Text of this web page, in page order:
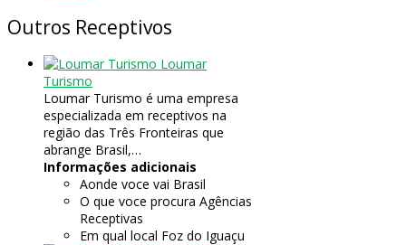
Outros Receptivos
Loumar
Turismo
Loumar Turismo é uma empresa
especializada em receptivos na
região das Três Fronteiras que
abrange Brasil,…
Informações adicionais
Aonde voce vai Brasil
O que voce procura Agências
Receptivas
Em qual local Foz do Iguaçu